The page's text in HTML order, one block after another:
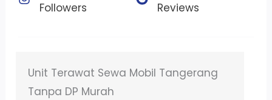
Followers​
Reviews​
Sewa Vespa Tangerang, Sistem Sewa
Harian 24 Jam!